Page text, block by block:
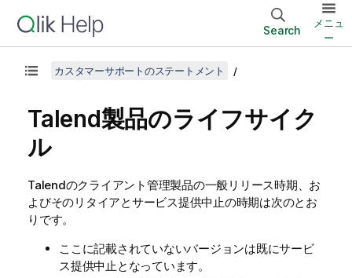
Search
メニュ
ー
カスタマーサポートのステートメント
Talend製品のライフサイク
ル
Talendのクライアント管理製品の一般リリース時期、お
よびそのリタイアとサービス提供中止の時期は次のとお
りです。
ここに記載されていないバージョンは既にサービ
ス提供中止となっています。